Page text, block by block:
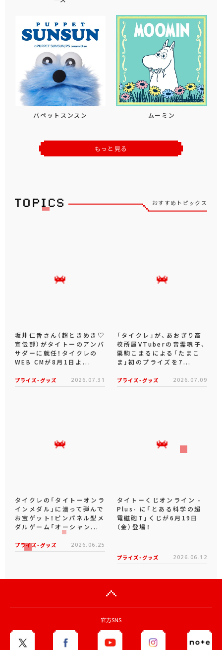
パペットスンスン ムーミン
もっと見る
おすすめトピックス
坂井仁香さん（超ときめき♡
宣伝部）がタイトーのアンバ
サダーに就任！タイクレの
WEB CMが8月1日よ...
プライズ・グッズ 2026.07.31
「タイクレ」が、あおぎり高
校所属VTuberの音霊魂子、
栗駒こまるによる「たまこ
ま」初のプライズを7...
プライズ・グッズ 2026.07.09
タイクレの「タイトーオンラ
インメダル」に潜って弾んで
お宝ゲット！ピンパネル型メ
ダルゲーム「オーシャン...
プライズ・グッズ 2026.06.25
タイトーくじオンライン -
Plus- に「とある科学の超
電磁砲T」くじが6月19日
（金）登場！
プライズ・グッズ 2026.06.12
官方SNS